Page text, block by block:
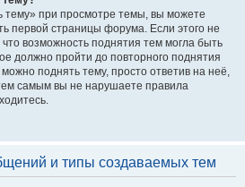
тему» при просмотре темы, вы можете
первой страницы форума. Если этого не
что возможность поднятия тем могла быть
должно пройти до повторного поднятия
поднять тему, просто ответив на неё,
самым вы не нарушаете правила
и типы создаваемых тем